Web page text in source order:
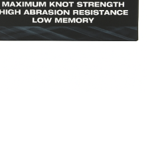
Brandungsangeln.